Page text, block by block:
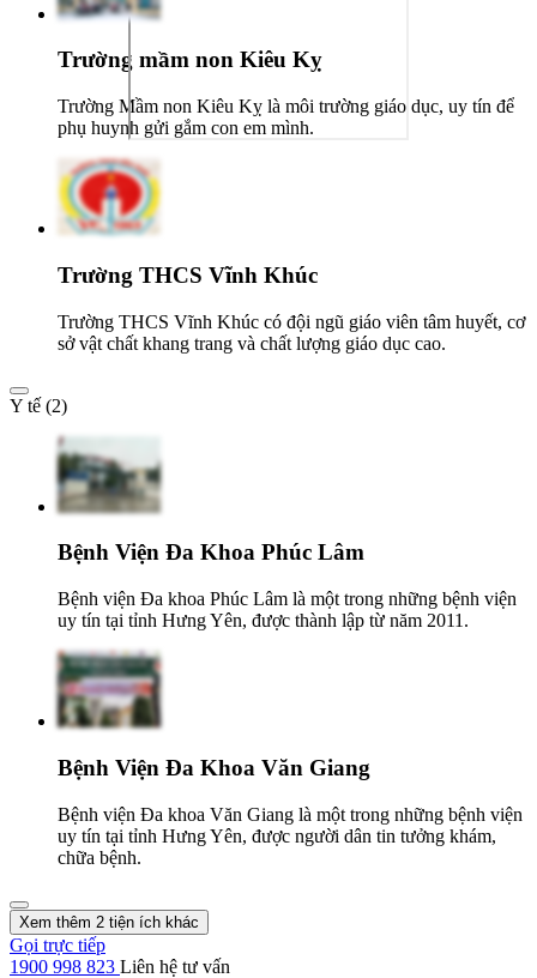
Trường mầm non Kiêu Kỵ
Trường Mầm non Kiêu Kỵ là môi trường giáo dục, uy tín để
phụ huynh gửi gắm con em mình.
Trường THCS Vĩnh Khúc
Trường THCS Vĩnh Khúc có đội ngũ giáo viên tâm huyết, cơ
sở vật chất khang trang và chất lượng giáo dục cao.
Y tế (2)
Bệnh Viện Đa Khoa Phúc Lâm
Bệnh viện Đa khoa Phúc Lâm là một trong những bệnh viện
uy tín tại tỉnh Hưng Yên, được thành lập từ năm 2011.
Bệnh Viện Đa Khoa Văn Giang
Bệnh viện Đa khoa Văn Giang là một trong những bệnh viện
uy tín tại tỉnh Hưng Yên, được người dân tin tưởng khám,
chữa bệnh.
Xem thêm 2 tiện ích khác
Gọi trực tiếp
1900 998 823 Liên hệ tư vấn